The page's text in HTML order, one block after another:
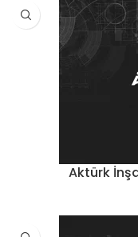
Aktürk